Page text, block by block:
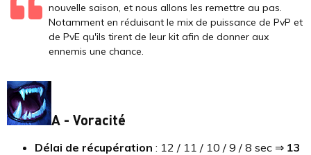
nouvelle saison, et nous allons les remettre au pas.
Notamment en réduisant le mix de puissance de PvP et
de PvE qu'ils tirent de leur kit afin de donner aux
ennemis une chance.
A - Voracité
Délai de récupération : 12 / 11 / 10 / 9 / 8 sec ⇒ 13